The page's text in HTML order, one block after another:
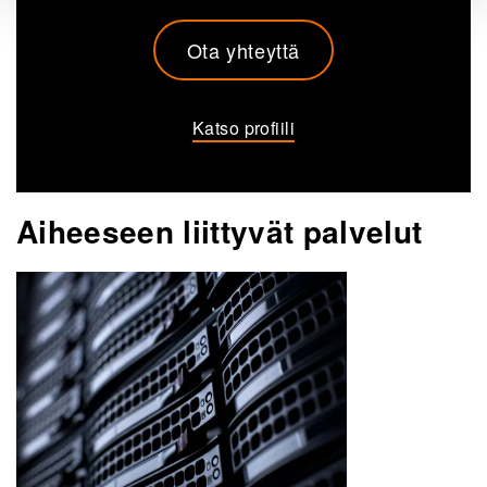
Ota yhteyttä
Katso profiili
Aiheeseen liittyvät palvelut